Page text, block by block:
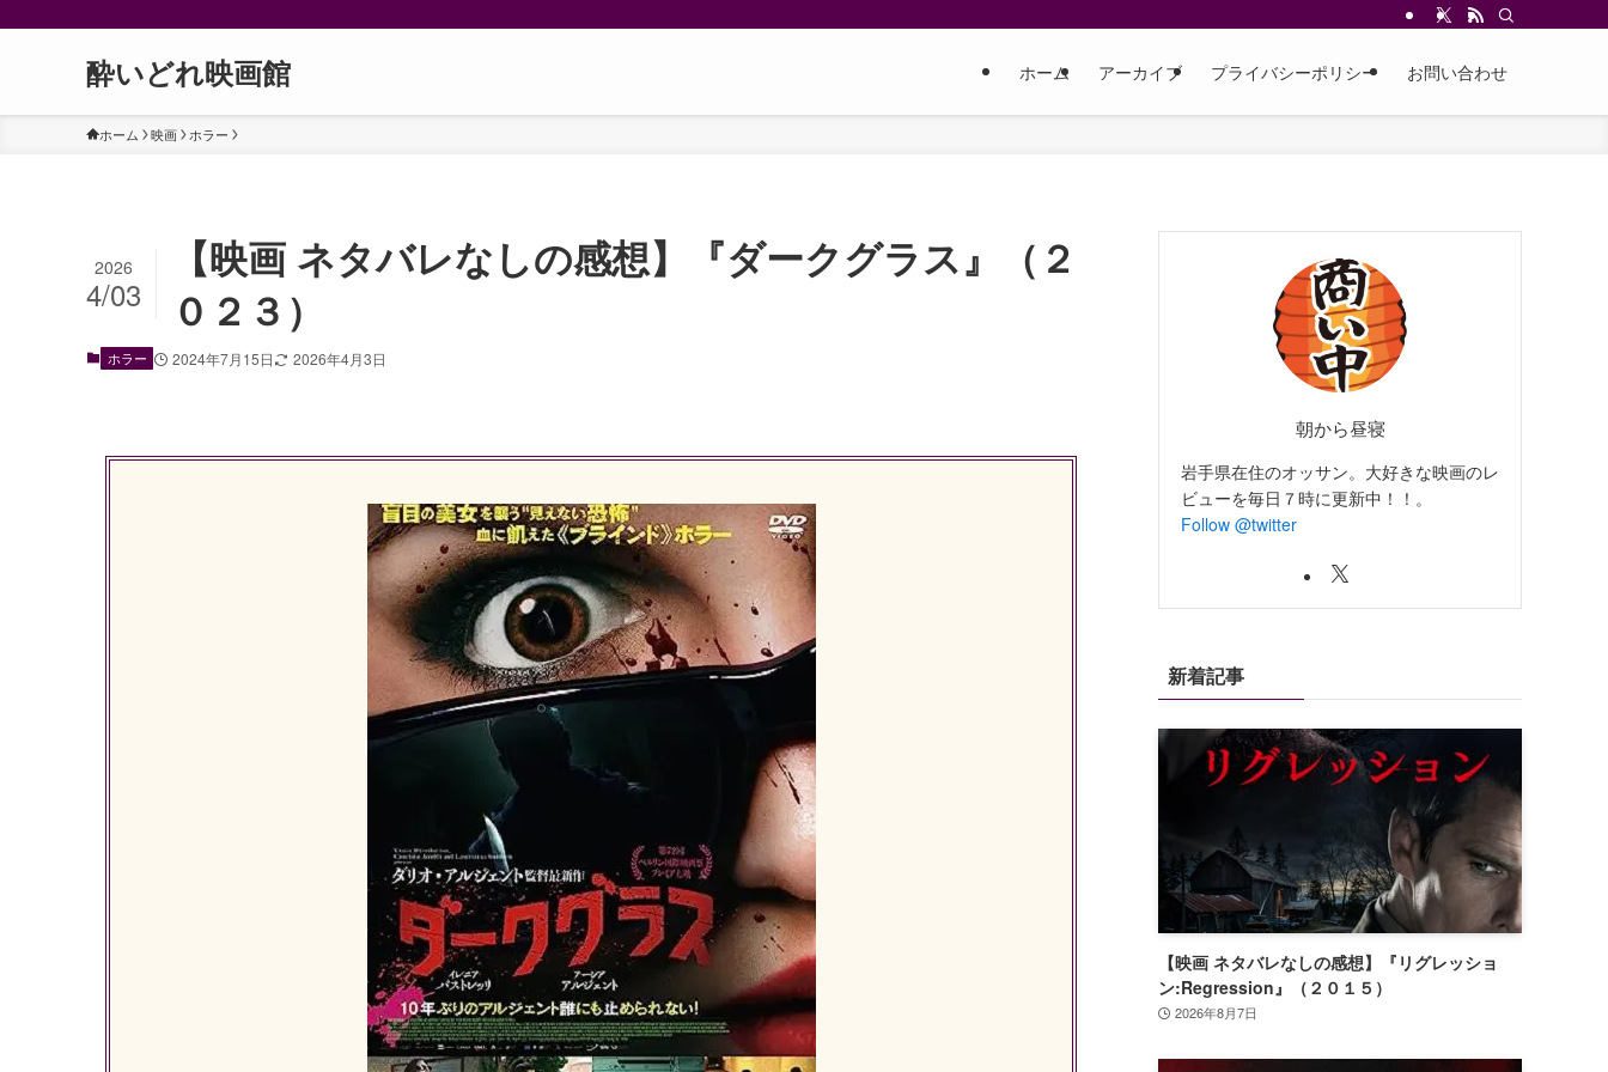
酔いどれ映画館 ホーム アーカイブ プライバシーポリシー お問い合わせ
ホーム 映画 ホラー
【映画 ネタバレなしの感想】『ダークグラス』（２
０２３）
2026
4/03
ホラー 2024年7月15日 2026年4月3日
朝から昼寝
岩手県在住のオッサン。大好きな映画のレ
ビューを毎日７時に更新中！！。
Follow @twitter
新着記事
【映画 ネタバレなしの感想】『リグレッショ
ン:Regression』（２０１５）
2026年8月7日